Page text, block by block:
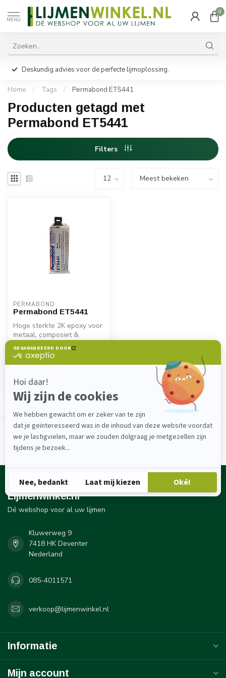
MENU
0
Deskundig advies voor de perfecte lijmoplossing.
Home / Tags / Permabond ET5441
Producten getagd met
Permabond ET5441
Filters
PERMABOND
Permabond ET5441
Hoge sterkte 2K epoxy voor
metaal, composiet &
kunststof. Permabond
ET5441 biedt...
€32,60
Op voorraad
Toon1- 1van 1
Lijmenwinkel.nl
Dé webshop voor al uw lijmen
Kluwerweg 9
7418 HK Deventer
Nederland
085-4011571
verkoop@lijmenwinkel.nl
Informatie
Mijn account